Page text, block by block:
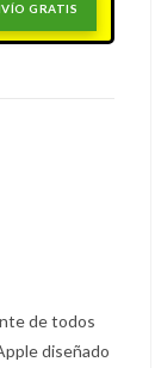
GRATIS
de todos
diseñado